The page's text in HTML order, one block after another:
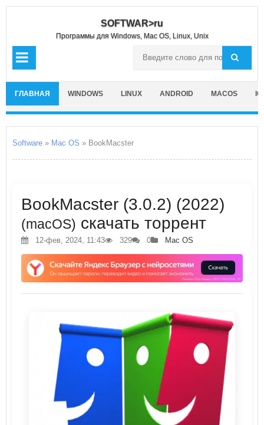
SOFTWAR>ru
Программы для Windows, Mac OS, Linux, Unix
ГЛАВНАЯ WINDOWS LINUX ANDROID MACOS
Software » Mac OS » BookMacster
BookMacster (3.0.2) (2022)
(macOS) скачать торрент
12-фев, 2024, 11:43 329 0 Mac OS